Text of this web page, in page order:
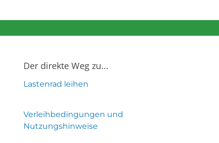
Der direkte Weg zu...
Lastenrad leihen
Verleihbedingungen und
Nutzungshinweise